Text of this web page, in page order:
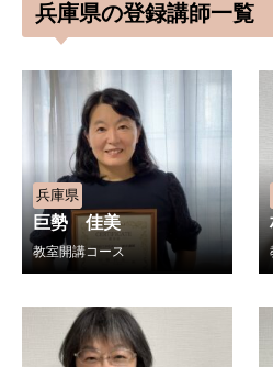
兵庫県の登録講師一覧
兵庫県
巨勢 佳美
教室開講コース